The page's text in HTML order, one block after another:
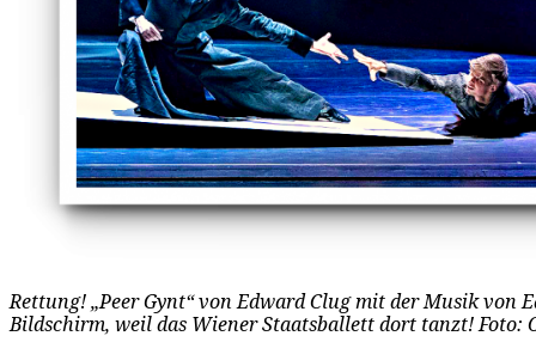
Rettung! „Peer Gynt“ von Edward Clug mit der Musik von
Bildschirm, weil das Wiener Staatsballett dort tanzt! Foto: